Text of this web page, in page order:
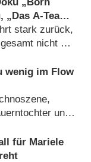
A-Team“
stark zurück,
nicht zu
wenig im Flow
und
für Mariele